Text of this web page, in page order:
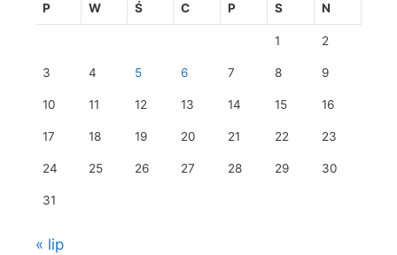
P W Ś C P S N
1 2
3 4 5 6 7 8 9
10 11 12 13 14 15 16
17 18 19 20 21 22 23
24 25 26 27 28 29 30
31
« lip